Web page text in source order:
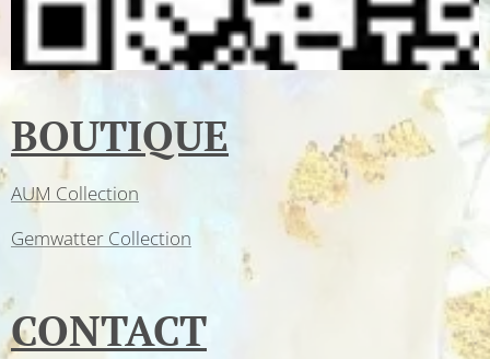
BOUTIQUE
AUM Collection
Gemwatter Collection
CONTACT